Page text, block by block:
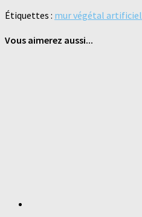
Étiquettes : mur végétal artificiel
Vous aimerez aussi...